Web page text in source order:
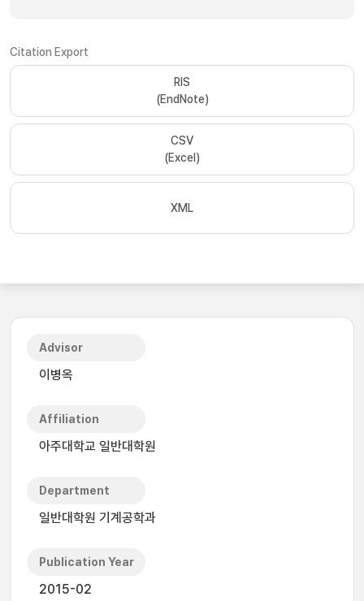
Citation Export
RIS
(EndNote)
CSV
(Excel)
XML
Advisor
이병옥
Affiliation
아주대학교 일반대학원
Department
일반대학원 기계공학과
Publication Year
2015-02